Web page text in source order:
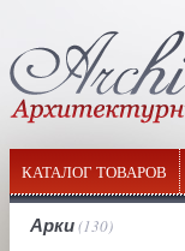
КАТАЛОГ ТОВАРОВ
Арки(130)